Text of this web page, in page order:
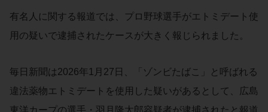
有名人に関する報道では、プロ野球選手がエトミデート使
用の疑いで逮捕されたケースが大きく報じられました。
毎日新聞は2026年1月27日、「ゾンビたばこ」と呼ばれる
違法薬物エトミデートを使用した疑いがあるとして、広島
東洋カープの選手・羽月隆太郎容疑者が逮捕されたと報道